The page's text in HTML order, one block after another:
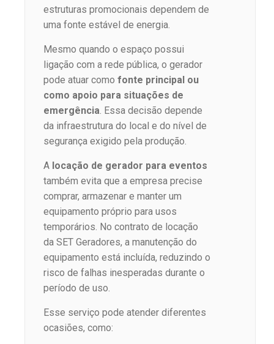
estruturas promocionais dependem de
uma fonte estável de energia.
Mesmo quando o espaço possui
ligação com a rede pública, o gerador
pode atuar como fonte principal ou
como apoio para situações de
emergência. Essa decisão depende
da infraestrutura do local e do nível de
segurança exigido pela produção.
A locação de gerador para eventos
também evita que a empresa precise
comprar, armazenar e manter um
equipamento próprio para usos
temporários. No contrato de locação
da SET Geradores, a manutenção do
equipamento está incluída, reduzindo o
risco de falhas inesperadas durante o
período de uso.
Esse serviço pode atender diferentes
ocasiões, como: